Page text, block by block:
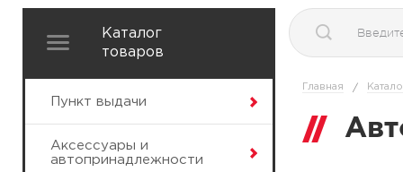
Каталог
товаров
Пункт выдачи
Аксессуары и
автопринадлежности
Главная /